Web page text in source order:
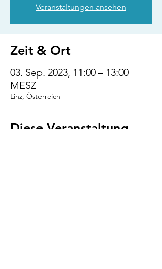
Veranstaltungen ansehen
Zeit & Ort
03. Sep. 2023, 11:00 – 13:00
MESZ
Linz, Österreich
Diese Veranstaltung